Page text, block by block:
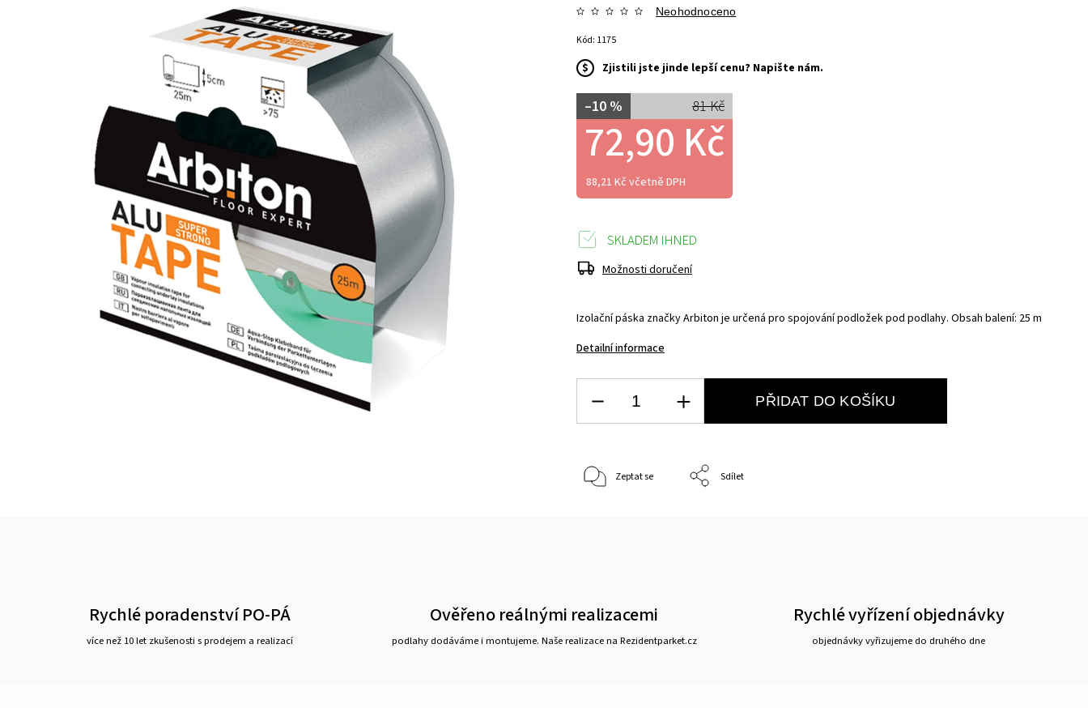
Neohodnoceno
81 Kč
–10 %
72,90 Kč
88,21 Kč včetně DPH
$ Zjistili jste jinde lepší cenu? Napište nám.
Kód: 1175
Izolační páska značky Arbiton je určená pro spojování podložek pod podlahy. Obsah balení: 25 m
Detailní informace
SKLADEM IHNED
Možnosti doručení
PŘIDAT DO KOŠÍKU
Zeptat se Sdílet
Rychlé poradenství PO-PÁ
více než 10 let zkušenosti s prodejem a realizací
Ověřeno reálnými realizacemi
podlahy dodáváme i montujeme. Naše realizace na Rezidentparket.cz
Rychlé vyřízení objednávky
objednávky vyřizujeme do druhého dne